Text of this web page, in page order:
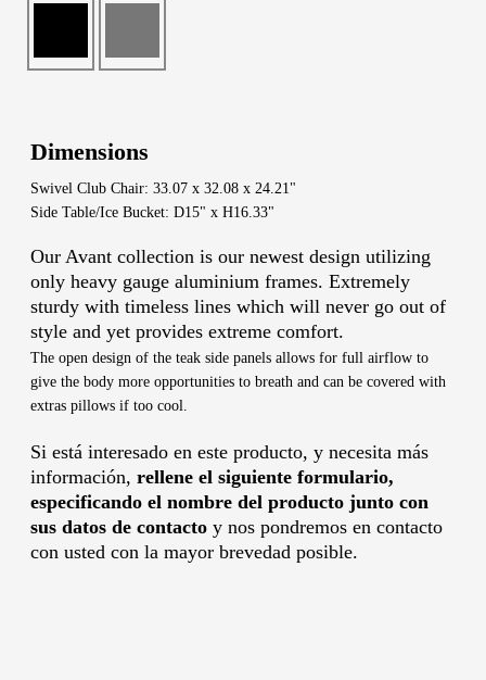
Dimensions
Swivel Club Chair: 33.07 x 32.08 x 24.21"
Side Table/Ice Bucket: D15" x H16.33"
Our Avant collection is our newest design utilizing
only heavy gauge aluminium frames. Extremely
sturdy with timeless lines which will never go out of
style and yet provides extreme comfort.
The open design of the teak side panels allows for full airflow to
give the body more opportunities to breath and can be covered with
extras pillows if too cool.
Si está interesado en este producto, y necesita más
información, rellene el siguiente formulario,
especificando el nombre del producto junto con
sus datos de contacto y nos pondremos en contacto
con usted con la mayor brevedad posible.